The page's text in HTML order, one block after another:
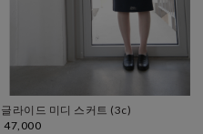
글라이드 미디 스커트 (3c)
47,000